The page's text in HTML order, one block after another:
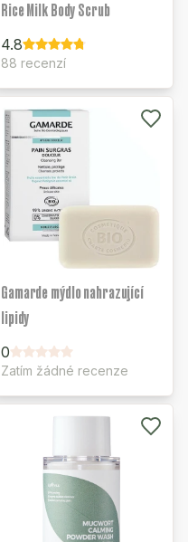
Rice Milk Body Scrub
4.8
88 recenzí
Gamarde mýdlo nahrazující
lipidy
0
Zatím žádné recenze